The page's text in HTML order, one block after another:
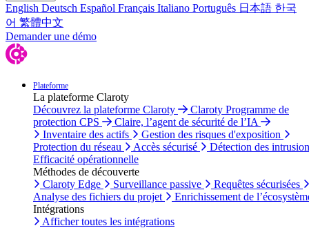
English Deutsch Español Français Italiano Português 日本語 한국
어 繁體中文
Demander une démo
Plateforme
La plateforme Claroty
Découvrez la plateforme Claroty
Claroty Programme de
protection CPS
Claire, l’agent de sécurité de l’IA
Inventaire des actifs
Gestion des risques d'exposition
Protection du réseau
Accès sécurisé
Détection des
Efficacité opérationnelle
Méthodes de découverte
Claroty Edge
Surveillance passive
Requêtes sécurisées
Analyse des fichiers du projet
Enrichissement de
Intégrations
Afficher toutes les intégrations